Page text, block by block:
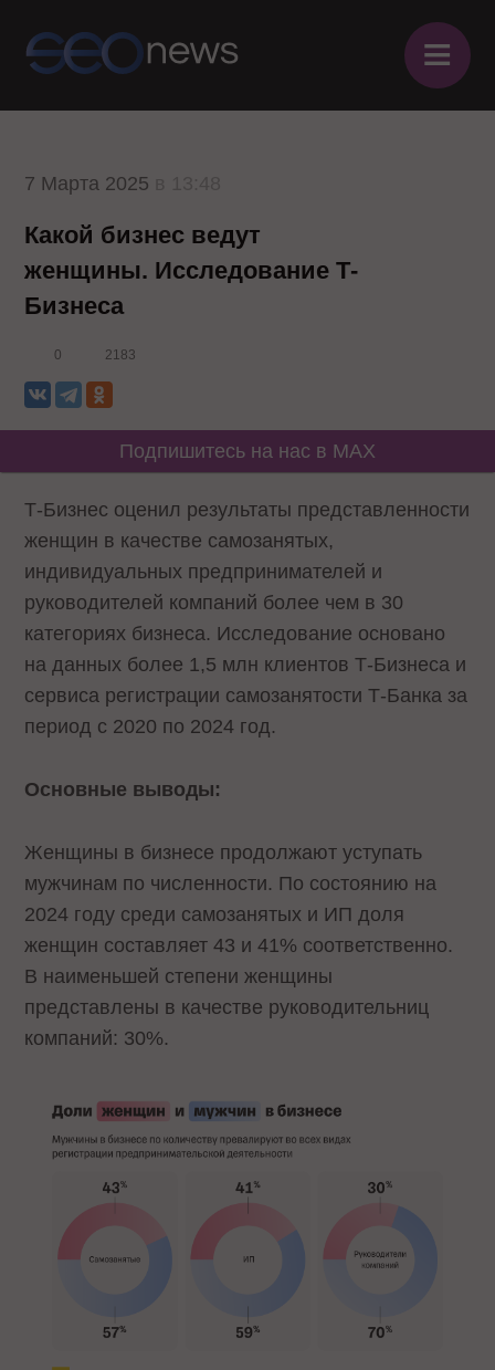
≡
7 Марта 2025
Какой бизнес ведут
женщины. Исследование Т-
Бизнеса
0 2183
Подпишитесь на нас в MAX
Т-Бизнес оценил результаты представленности
женщин в качестве самозанятых,
индивидуальных предпринимателей и
руководителей компаний более чем в 30
категориях бизнеса. Исследование основано
на данных более 1,5 млн клиентов Т-Бизнеса и
сервиса регистрации самозанятости Т-Банка за
период с 2020 по 2024 год.
Основные выводы:
Женщины в бизнесе продолжают уступать
мужчинам по численности. По состоянию на
2024 году среди самозанятых и ИП доля
женщин составляет 43 и 41% соответственно.
В наименьшей степени женщины
представлены в качестве руководительниц
компаний: 30%.